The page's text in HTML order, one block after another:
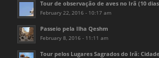
Tour de observação de aves no Irã (10
February 22, 2016 - 10:17 am
Passeio pela Ilha Qeshm
February 8, 2016 - 11:11 am
Tour pelos Lugares Sagrados do Irã: